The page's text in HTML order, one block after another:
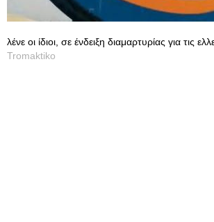
λένε οι ίδιοι, σε ένδειξη διαμαρτυρίας για τις
Tromaktiko